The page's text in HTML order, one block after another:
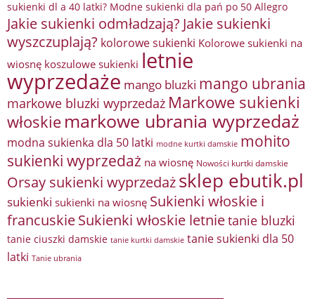
sukienki dl a 40 latki? Modne sukienki dla pań po 50 Allegro
Jakie sukienki odmładzają? Jakie sukienki
wyszczuplają? kolorowe sukienki Kolorowe sukienki na
wiosnę koszulowe sukienki letnie
wyprzedaże mango bluzki mango ubrania
markowe bluzki wyprzedaż Markowe sukienki
włoskie markowe ubrania wyprzedaż
modna sukienka dla 50 latki modne kurtki damskie mohito
sukienki wyprzedaż na wiosnę Nowości kurtki damskie
Orsay sukienki wyprzedażsklep ebutik.pl
sukienki sukienki na wiosnę Sukienki włoskie i
francuskieSukienki włoskie letnietanie bluzki
tanie ciuszki damskie tanie kurtki damskie tanie sukienki dla 50
latki Tanie ubrania